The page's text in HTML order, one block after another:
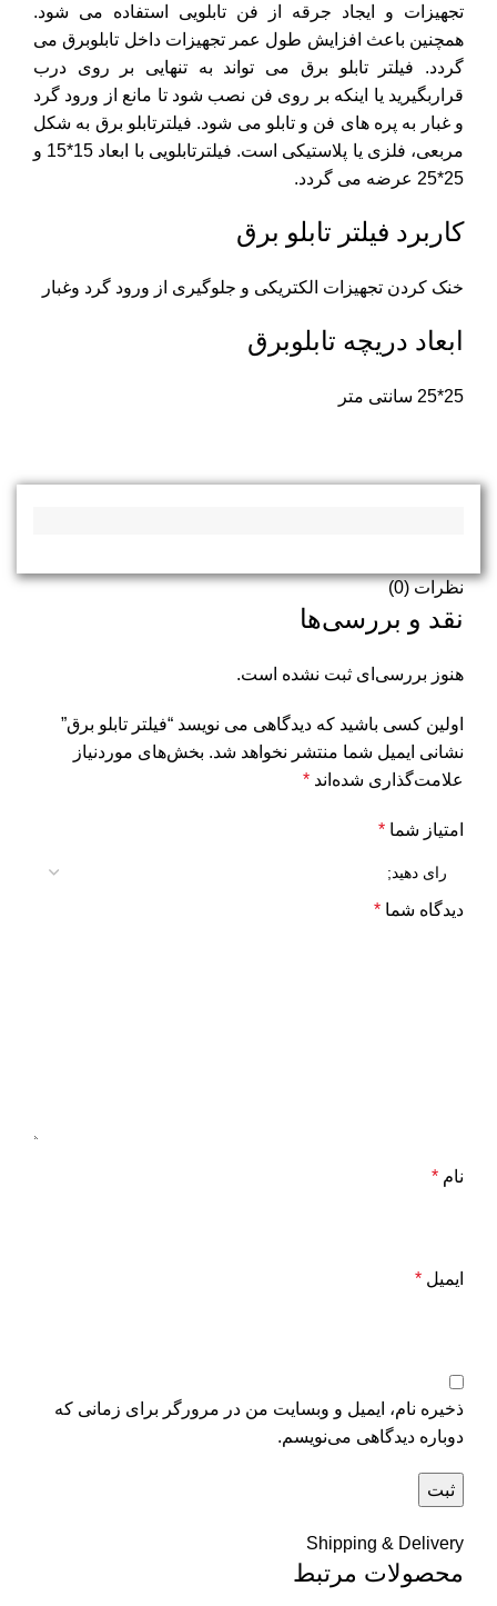
تجهیزات و ایجاد جرقه از فن تابلویی استفاده می شود.
همچنین باعث افزایش طول عمر تجهیزات داخل تابلوبرق می
گردد. فیلتر تابلو برق می تواند به تنهایی بر روی درب
قراربگیرید یا اینکه بر روی فن نصب شود تا مانع از ورود گرد
و غبار به پره های فن و تابلو می شود. فیلترتابلو برق به شکل
مربعی، فلزی یا پلاستیکی است. فیلترتابلویی با ابعاد 15*15 و
25*25 عرضه می گردد.
کاربرد فیلتر تابلو برق
خنک کردن تجهیزات الکتریکی و جلوگیری از ورود گرد وغبار
ابعاد دریچه تابلوبرق
25*25 سانتی متر
نظرات (0)
نقد و بررسی‌ها
هنوز بررسی‌ای ثبت نشده است.
اولین کسی باشید که دیدگاهی می نویسد “فیلتر تابلو برق”
نشانی ایمیل شما منتشر نخواهد شد. بخش‌های موردنیاز
علامت‌گذاری شده‌اند *
امتیاز شما *
دیدگاه شما *
نام *
ایمیل *
ذخیره نام، ایمیل و وبسایت من در مرورگر برای زمانی که
دوباره دیدگاهی می‌نویسم.
Shipping & Delivery
محصولات مرتبط